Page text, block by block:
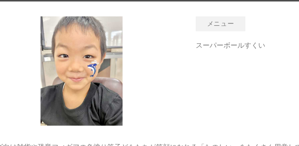
メニュー
スーパーボールすくい